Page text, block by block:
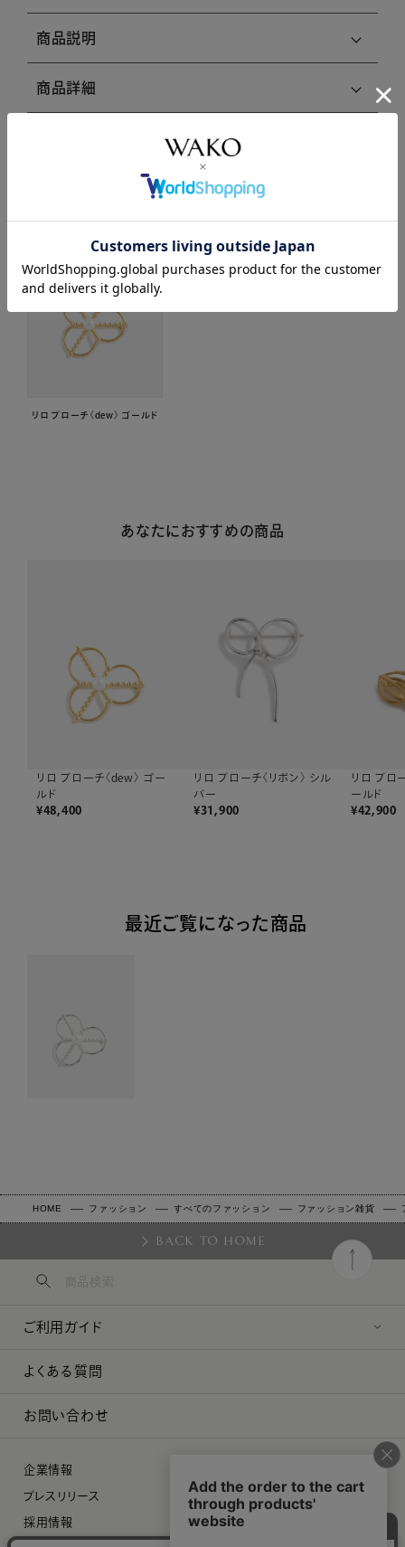
商品説明
商品詳細
注意事項・キャンセル・返品
リロ ブローチ〈dew〉 ゴールド
あなたにおすすめの商品
リロ ブローチ〈dew〉 ゴー
ルド
¥48,400
リロ ブローチ〈リボン〉 シル
バー
¥31,900
リロ ブロ
ールド
¥42,900
最近ご覧になった商品
HOME ファッション すべてのファッション ファッション雑貨
BACK TO HOME
ご利用ガイド
よくある質問
お問い合わせ
企業情報
プレスリリース
採用情報